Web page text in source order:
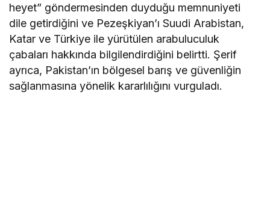
heyet” göndermesinden duyduğu memnuniyeti
dile getirdiğini ve Pezeşkiyan’ı Suudi Arabistan,
Katar ve Türkiye ile yürütülen arabuluculuk
çabaları hakkında bilgilendirdiğini belirtti. Şerif
ayrıca, Pakistan’ın bölgesel barış ve güvenliğin
sağlanmasına yönelik kararlılığını vurguladı.